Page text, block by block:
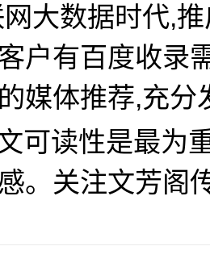
大数据时代,
户有百度收录
媒体推荐,充
可读性是最为
。关注文芳阁